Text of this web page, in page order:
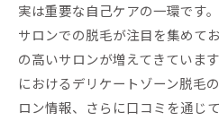
実は重要な自己ケアの一環です
サロンでの脱毛が注目を集めて
の高いサロンが増えてきていま
におけるデリケートゾーン脱毛
ロン情報、さらに口コミを通じ